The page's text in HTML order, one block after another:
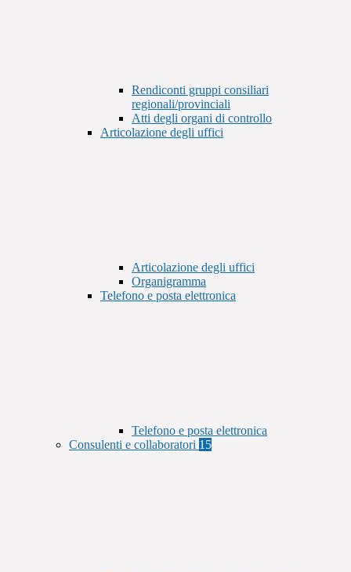
Rendiconti gruppi consiliari
regionali/provinciali
Atti degli organi di controllo
Articolazione degli uffici
Articolazione degli uffici
Organigramma
Telefono e posta elettronica
Telefono e posta elettronica
Consulenti e collaboratori 15